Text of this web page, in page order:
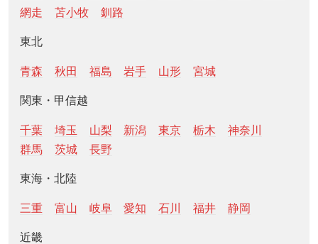
網走
苫小牧 釧路
東北
青森 秋田 福島 岩手 山形 宮城
関東・甲信越
千葉 埼玉 山梨 新潟 東京 栃木
神奈川
群馬
茨城 長野
東海・北陸
三重 富山 岐阜 愛知 石川 福井 静岡
近畿